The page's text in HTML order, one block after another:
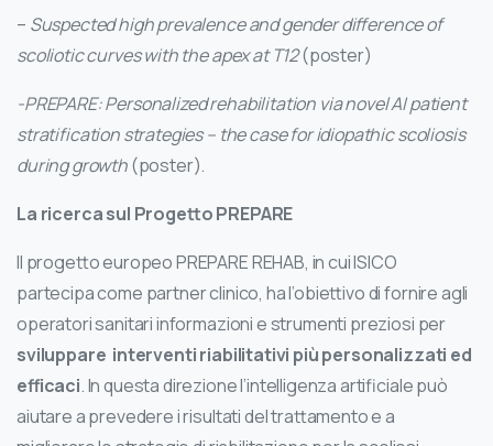
– Suspected high prevalence and gender difference of
scoliotic curves with the apex at T12(poster)
-PREPARE: Personalized rehabilitation via novel AI patient
stratification strategies – the case for idiopathic scoliosis
during growth(poster).
La ricerca sul Progetto PREPARE
Il progetto europeo PREPARE REHAB, in cui ISICO
partecipa come partner clinico, ha l’obiettivo di fornire agli
operatori sanitari informazioni e strumenti preziosi per
sviluppare interventi riabilitativi più personalizzati ed
efficaci. In questa direzione l’intelligenza artificiale può
aiutare a prevedere i risultati del trattamento e a